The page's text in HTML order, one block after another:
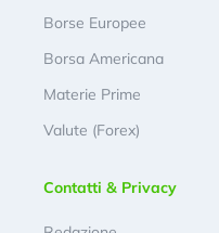
Borse Europee
Borsa Americana
Materie Prime
Valute (Forex)
Contatti & Privacy